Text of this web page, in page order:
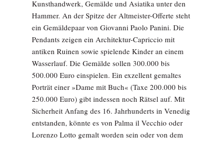
Kunsthandwerk, Gemälde und Asiatika unter den
Hammer. An der Spitze der Altmeister-Offerte steht
ein Gemäldepaar von Giovanni Paolo Panini. Die
Pendants zeigen ein Architektur-Capriccio mit
antiken Ruinen sowie spielende Kinder an einem
Wasserlauf. Die Gemälde sollen 300.000 bis
500.000 Euro einspielen. Ein exzellent gemaltes
Porträt einer »Dame mit Buch« (Taxe 200.000 bis
250.000 Euro) gibt indessen noch Rätsel auf. Mit
Sicherheit Anfang des 16. Jahrhunderts in Venedig
entstanden, könnte es von Palma il Vecchio oder
Lorenzo Lotto gemalt worden sein oder von dem